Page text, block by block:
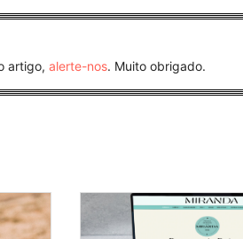
artigo,alerte-nos. Muito obrigado.